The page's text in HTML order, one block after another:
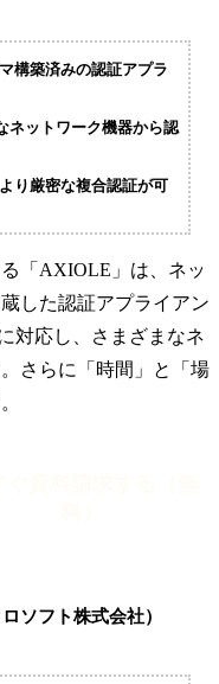
構築済みの認証アプラ
ネットワーク機器から認
り厳密な複合認証が可
「AXIOLE」は、ネッ
した認証アプライアン
対応し、さまざまなネ
さらに「時間」と「場
ソフト株式会社）